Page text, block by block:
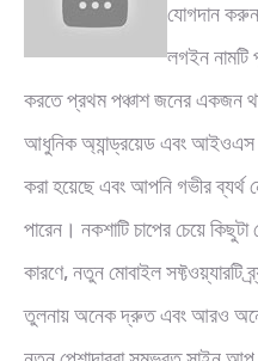
যোগদান
লগইন
করতে প্রথম পঞ্চাশ জনের একজন
আধুনিক অ্যান্ড্রয়েড এবং আইওএস
করা হয়েছে এবং আপনি গভীর ব্যর্থ
পারেন। নকশাটি চাপের চেয়ে
কারণে, নতুন মোবাইল সফ্টওয়্যারটি
তুলনায় অনেক দ্রুত এবং আরও